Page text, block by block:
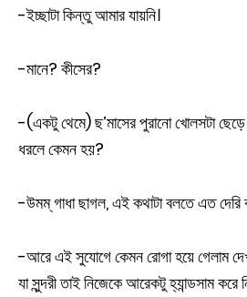
-ইচ্ছাটা কিন্তু আমার যায়নি।
-মানে? কীসের?
-(একটু থেমে) ছ’মাসের পুরানো খোলসটা
ধরলে কেমন হয়?
-উমম্ গাধা ছাগল, এই কথাটা বলতে এত দেরি
-আরে এই সুযোগে কেমন রোগা হয়ে গেলাম
যা সুন্দরী তাই নিজেকে আরেকটু হ্যান্ডসাম করে